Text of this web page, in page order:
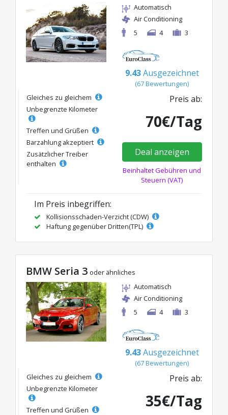
Automatisch
Air Conditioning
5
4 3
9.43 Ausgezeichnet
(67 Bewertungen)
Gleiches zu gleichem
Unbegrenzte Kilometer
Treffen und Grüßen
Barzahlung akzeptiert
Zusätzlicher Treiber
enthalten
Preis ab:
70€/Tag
Deal anzeigen
Beinhaltet Gebühren und
Steuern (VAT)
Im Preis inbegriffen:
Kollisionsschaden-Verzicht (CDW)
Haftung gegenüber Dritten(TPL)
BMW Seria 3 oder ähnliches
Automatisch
Air Conditioning
5
4 3
9.43 Ausgezeichnet
(67 Bewertungen)
Gleiches zu gleichem
Unbegrenzte Kilometer
Treffen und Grüßen
Preis ab:
35€/Tag